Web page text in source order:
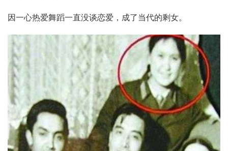
因一心热爱舞蹈一直没谈恋爱，成了当代的剩女。